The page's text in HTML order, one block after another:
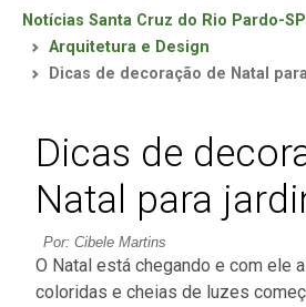
Notícias Santa Cruz do Rio Pardo-SP
Arquitetura e Design
Dicas de decoração de Natal
Dicas de
Natal para
Por: Cibele Martins
O Natal está chegando e com ele
coloridas e cheias de luzes